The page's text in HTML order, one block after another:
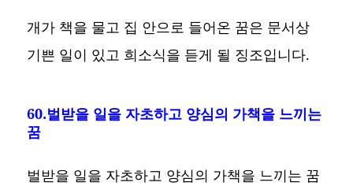
개가 책을 물고 집 안으로 들어온 꿈은 문서상
기쁜 일이 있고 희소식을 듣게 될 징조입니다.
60.벌받을 일을 자초하고 양심의 가책을 느끼는
꿈
벌받을 일을 자초하고 양심의 가책을 느끼는 꿈